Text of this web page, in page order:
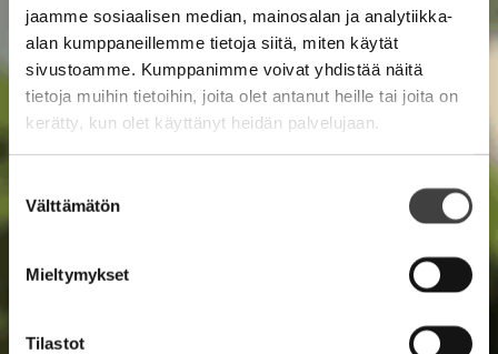
jaamme sosiaalisen median, mainosalan ja analytiikka-
alan kumppaneillemme tietoja siitä, miten käytät
sivustoamme. Kumppanimme voivat yhdistää näitä
tietoja muihin tietoihin, joita olet antanut heille tai joita on
kerätty, kun olet käyttänyt heidän palvelujaan.
valinta
Välttämätön
Mieltymykset
Tilastot